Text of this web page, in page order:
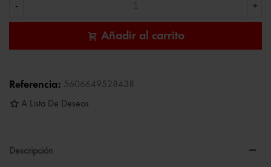
- +
Añadir al carrito
Referencia: 5606649528438
A Lista De Deseos
Descripción